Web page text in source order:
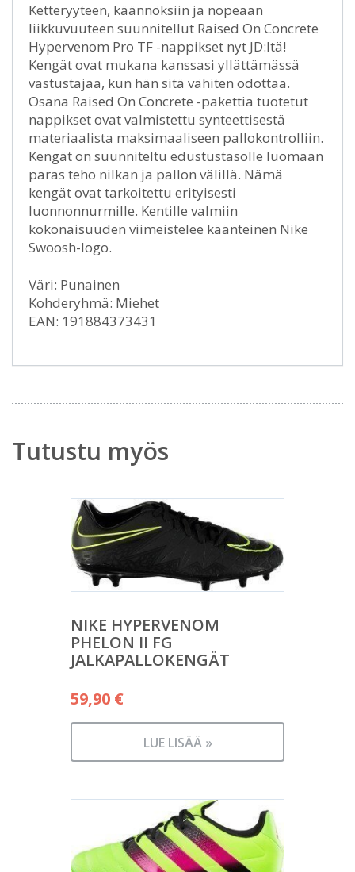
Ketteryyteen, käännöksiin ja nopeaan
liikkuvuuteen suunnitellut Raised On Concrete
Hypervenom Pro TF -nappikset nyt JD:ltä!
Kengät ovat mukana kanssasi yllättämässä
vastustajaa, kun hän sitä vähiten odottaa.
Osana Raised On Concrete -pakettia tuotetut
nappikset ovat valmistettu synteettisestä
materiaalista maksimaaliseen pallokontrolliin.
Kengät on suunniteltu edustustasolle luomaan
paras teho nilkan ja pallon välillä. Nämä
kengät ovat tarkoitettu erityisesti
luonnonnurmille. Kentille valmiin
kokonaisuuden viimeistelee käänteinen Nike
Swoosh-logo.
Väri: Punainen
Kohderyhmä: Miehet
EAN: 191884373431
Tutustu myös
NIKE HYPERVENOM
PHELON II FG
JALKAPALLOKENGÄT
59,90 €
LUE LISÄÄ »